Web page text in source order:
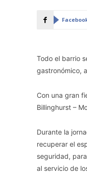
Todo el barrio
gastronómico,
Con una gran
Billinghurst –
Durante la
recuperar el
seguridad,
al servicio de